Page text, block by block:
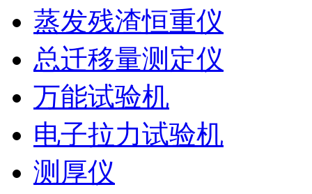
蒸发残渣恒重仪
总迁移量测定仪
万能试验机
电子拉力试验机
测厚仪